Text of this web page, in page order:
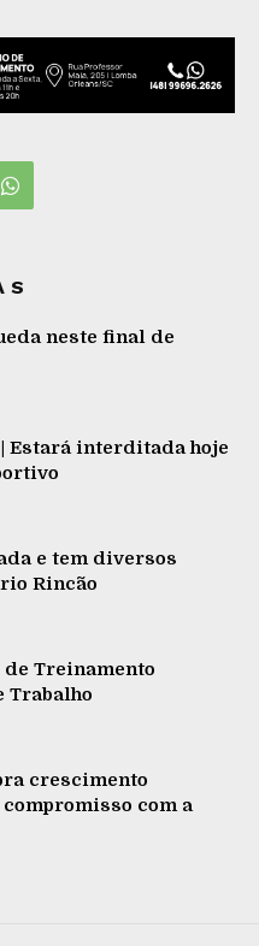
neste final de
| Estará interditada hoje
e tem diversos
Rincão
de Treinamento
Trabalho
crescimento
com a